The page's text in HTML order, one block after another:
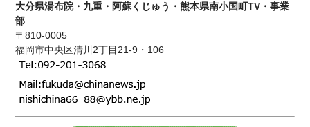
大分県湯布院・九重・阿蘇くじゅう・熊本県南小国町TV・事業
部
〒810-0005
福岡市中央区清川2丁目21-9・106